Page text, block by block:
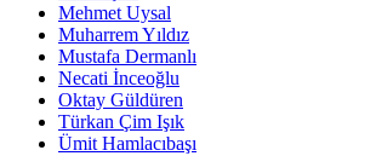
Mehmet Uysal
Muharrem Yıldız
Mustafa Dermanlı
Necati İnceoğlu
Oktay Güldüren
Türkan Çim Işık
Ümit Hamlacıbaşı